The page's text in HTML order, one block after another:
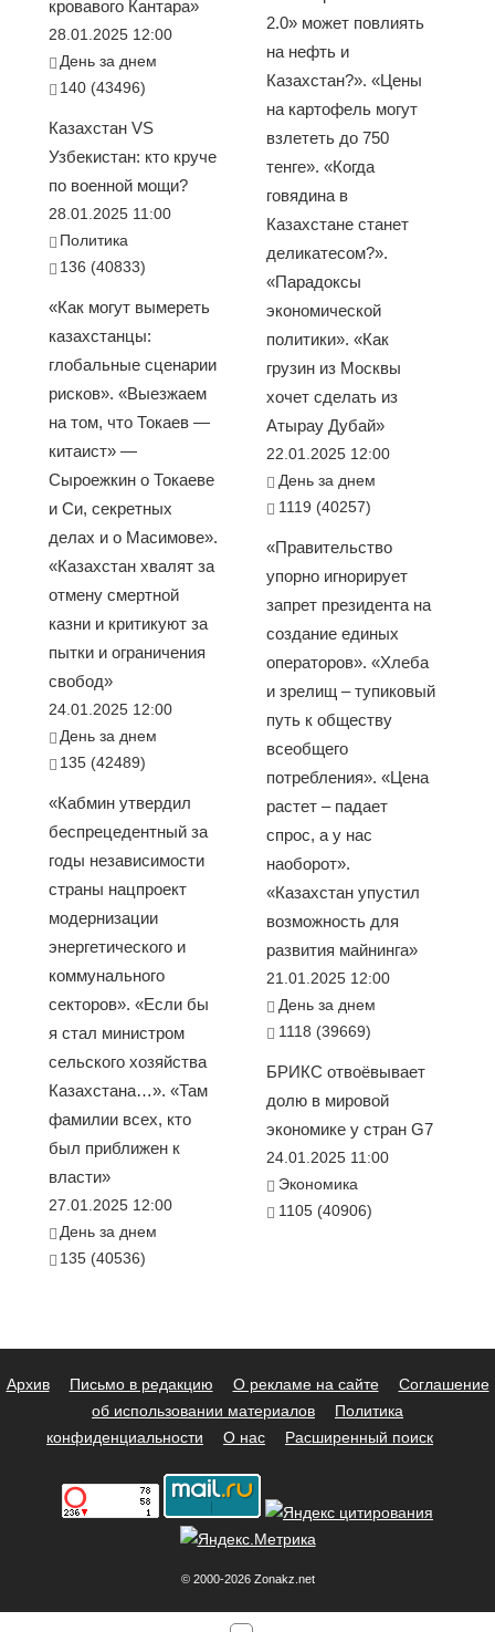
кровавого Кантара»
28.01.2025 12:00
День за днем
140 (43496)
Казахстан VS
Узбекистан: кто круче
по военной мощи?
28.01.2025 11:00
Политика
136 (40833)
«Как могут вымереть
казахстанцы:
глобальные сценарии
рисков». «Выезжаем
на том, что Токаев —
китаист» —
Сыроежкин о Токаеве
и Си, секретных
делах и о Масимове».
«Казахстан хвалят за
отмену смертной
казни и критикуют за
пытки и ограничения
свобод»
24.01.2025 12:00
День за днем
135 (42489)
«Кабмин утвердил
беспрецедентный за
годы независимости
страны нацпроект
модернизации
энергетического и
коммунального
секторов». «Если бы
я стал министром
сельского хозяйства
Казахстана…». «Там
фамилии всех, кто
был приближен к
власти»
27.01.2025 12:00
День за днем
135 (40536)
2.0» может повлиять
на нефть и
Казахстан?». «Цены
на картофель могут
взлететь до 750
тенге». «Когда
говядина в
Казахстане станет
деликатесом?».
«Парадоксы
экономической
политики». «Как
грузин из Москвы
хочет сделать из
Атырау Дубай»
22.01.2025 12:00
День за днем
1119 (40257)
«Правительство
упорно игнорирует
запрет президента на
создание единых
операторов». «Хлеба
и зрелищ – тупиковый
путь к обществу
всеобщего
потребления». «Цена
растет – падает
спрос, а у нас
наоборот».
«Казахстан упустил
возможность для
развития майнинга»
21.01.2025 12:00
День за днем
1118 (39669)
БРИКС отвоёвывает
долю в мировой
экономике у стран G7
24.01.2025 11:00
Экономика
1105 (40906)
Архив Письмо в редакцию О рекламе на сайте
Соглашение
об использовании материалов
Политика
конфиденциальности
О нас Расширенный поиск
© 2000-2026 Zonakz.net